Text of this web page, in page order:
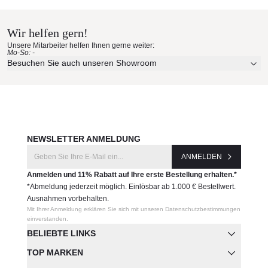
Maße (B x T x H)
50 x 30 x 52 cm
11,3 kg
Hersteller:
Tom Dixon
Erleben Sie unsere Stoffe und Materialien ganz in Ruhe in
Ihren eigenen vier Wänden.
Aktuelle Originalstoffe des Herstellers
Wir helfen gern!
Unsere Mitarbeiter helfen Ihnen gerne weiter:
Mo-So: -
Besuchen Sie auch unseren Showroom
BELIEBTE LINKS
TOP MARKEN
NEWSLETTER ANMELDUNG
ANMELDEN
Anmelden und 11% Rabatt auf Ihre erste Bestellung erhalten.*
*Abmeldung jederzeit möglich. Einlösbar ab 1.000 € Bestellwert.
Ausnahmen vorbehalten.
Mit Ihrer Anmeldung erklären Sie sich mit unseren Datenschutzbestimmungen
einverstanden.